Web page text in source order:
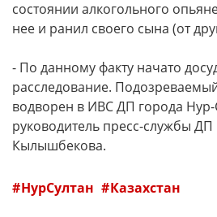
состоянии алкогольного
нее и ранил своего сына (от
- По данному факту начато
расследование.
водворен в ИВС ДП города
руководитель пресс-службы
Кылышбекова.
НурСултан Казахстан